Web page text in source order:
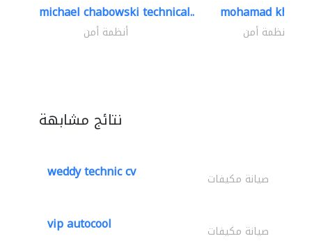
michael chabowski technical..
أنظمة أمن
mohamad khayat
أنظمة أمن
نتائج مشابهة
weddy technic cv صيانة مكيفات
vip autocool صيانة مكيفات